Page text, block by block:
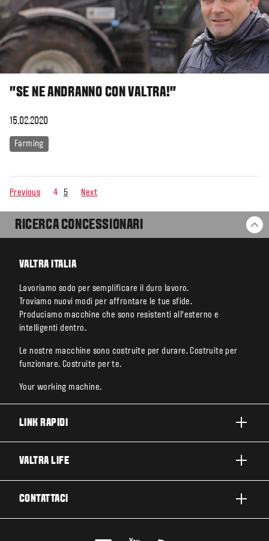
"SE NE ANDRANNO CON VALTRA!"
15.02.2020
Farming
Previous 4 5 Next
RICERCA CONCESSIONARI
VALTRA ITALIA
Lavoriamo sodo per semplificare il duro lavoro.
Troviamo nuovi modi per affrontare le tue sfide.
Produciamo macchine che sono resistenti all’esterno e
intelligenti dentro.
Le nostre macchine sono costruite per durare. Costruite per
funzionare. Costruite per te.
Your working machine.
LINK RAPIDI
TECNOLOGIE VALTRA
VALTRA LIFE
CONTATTACI